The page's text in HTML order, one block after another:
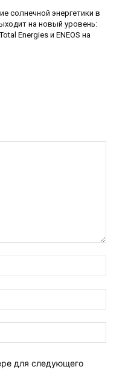
солнечной энергетики в
на новый уровень:
Energies и ENEOS на
почта:*
Сайт:
для следующего